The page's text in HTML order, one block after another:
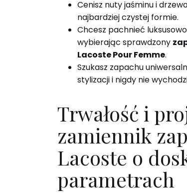
Cenisz nuty jaśminu i
najbardziej czystej formie.
Chcesz pachnieć
wybierając sprawdzony
Lacoste Pour Femme.
Szukasz zapachu
stylizacji i nigdy nie
Trwałość i
zamiennik
Lacoste o
parametrach